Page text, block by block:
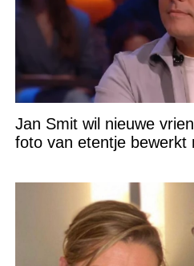
Jan Smit wil nieuwe
foto van etentje bewerkt